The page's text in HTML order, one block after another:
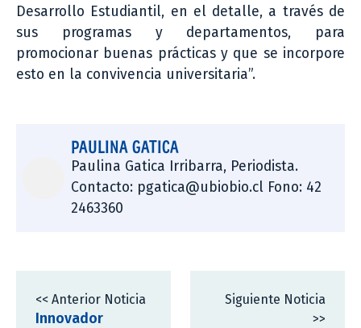
Desarrollo Estudiantil, en el detalle, a través de
sus programas y departamentos, para
promocionar buenas prácticas y que se incorpore
esto en la convivencia universitaria”.
PAULINA GATICA
Paulina Gatica Irribarra, Periodista.
Contacto: pgatica@ubiobio.cl Fono: 42
2463360
<< Anterior Noticia
Innovador
Siguiente Noticia
>>